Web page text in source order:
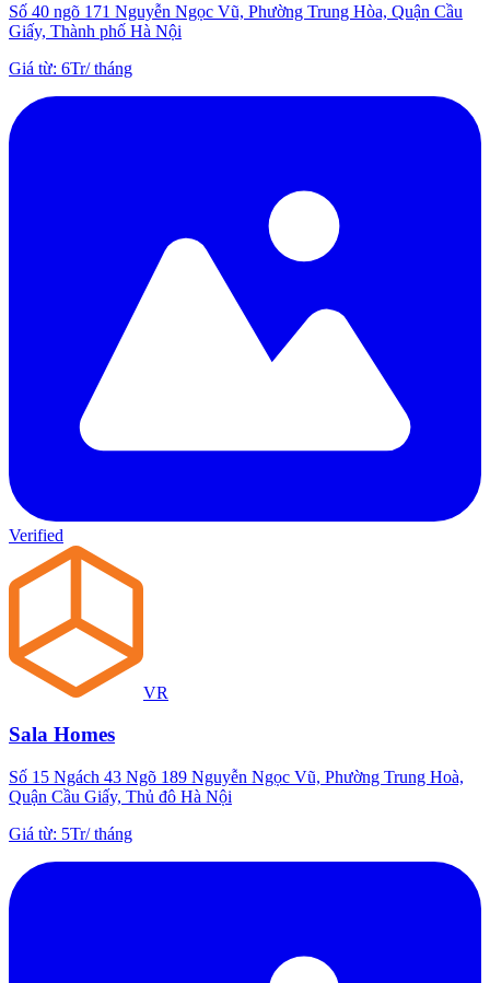
Số 40 ngõ 171 Nguyễn Ngọc Vũ, Phường Trung Hòa, Quận Cầu
Giấy, Thành phố Hà Nội
Giá từ: 6Tr/tháng
Verified
VR
Sala Homes
Số 15 Ngách 43 Ngõ 189 Nguyễn Ngọc Vũ, Phường Trung Hoà,
Quận Cầu Giấy, Thủ đô Hà Nội
Giá từ: 5Tr/tháng